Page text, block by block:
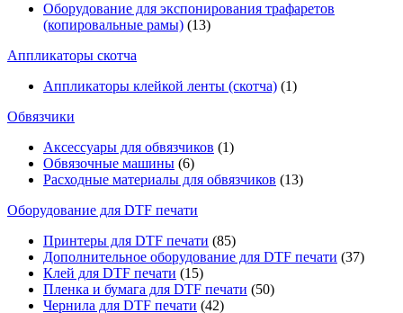
Оборудование для экспонирования трафаретов
(копировальные рамы) (13)
Аппликаторы скотча
Аппликаторы клейкой ленты (скотча) (1)
Обвязчики
Аксессуары для обвязчиков (1)
Обвязочные машины (6)
Расходные материалы для обвязчиков (13)
Оборудование для DTF печати
Принтеры для DTF печати (85)
Дополнительное оборудование для DTF печати (37)
Клей для DTF печати (15)
Пленка и бумага для DTF печати (50)
Чернила для DTF печати (42)